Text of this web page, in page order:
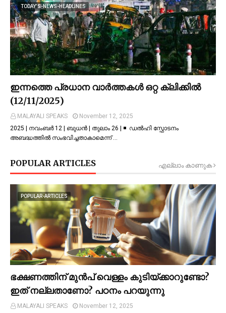
TODAY’S-NEWS-HEADLINES
ഇന്നത്തെ പ്രധാന വാർത്തകൾ ഒറ്റ ക്ലിക്കിൽ
(12/11/2025)
MALAYALI SPEAKS
November 12, 2025
2025 | നവംബർ 12 | ബുധൻ | തുലാം 26 | ◾ ഡല്‍ഹി സ്ഫോടനം
അബദ്ധത്തില്‍ സംഭവിച്ചതാകാമെന്ന് …
POPULAR ARTICLES എല്ലാം കാണുക
POPULAR-ARTICLES
ഭക്ഷണത്തിന് മുന്‍പ് വെള്ളം കുടിയ്ക്കാറുണ്ടോ?
ഇത് നല്ലതാണോ? പഠനം പറയുന്നു
MALAYALI SPEAKS
November 12, 2025